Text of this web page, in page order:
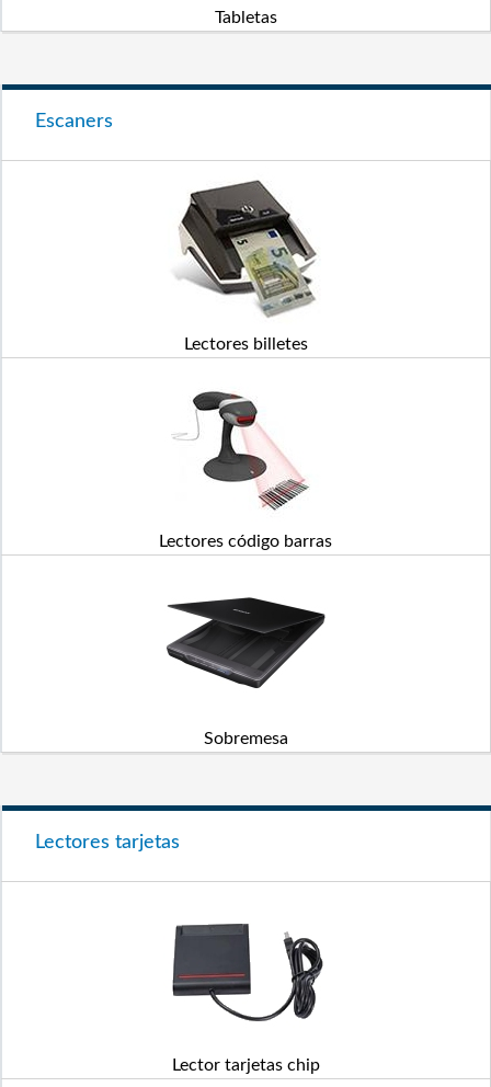
Tabletas
Escaners
Lectores billetes
Lectores código barras
Sobremesa
Lectores tarjetas
Lector tarjetas chip